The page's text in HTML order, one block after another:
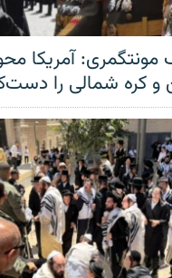
آمریکا
و کره شمالی را